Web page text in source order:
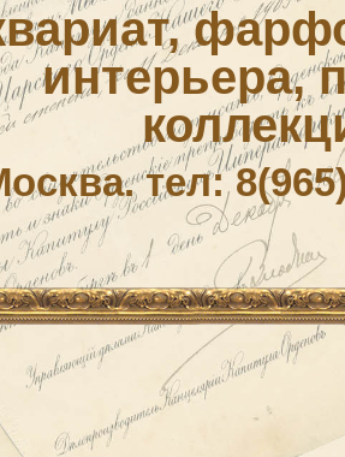
интерьера,
тел: